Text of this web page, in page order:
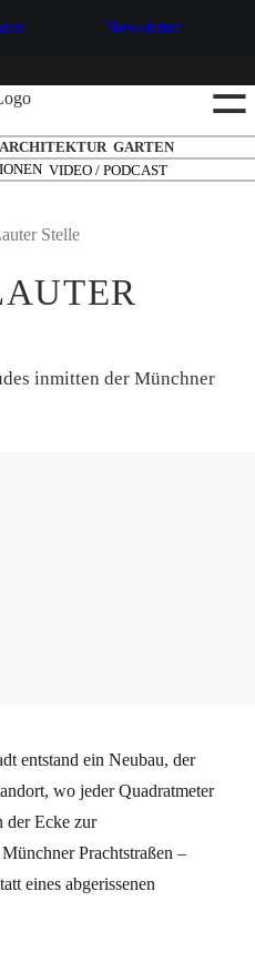
Newsletter
☰
GARTEN
VIDEO / PODCAST
Stelle
inmitten der Münchner
entstand ein Neubau, der
wo jeder Quadratmeter
der Ecke zur
Prachtstraßen –
eines abgerissenen